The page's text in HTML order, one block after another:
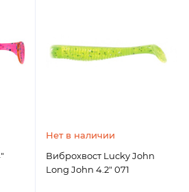
Нет в наличии
Виброхвост Lucky John
Long John 4.2" 071